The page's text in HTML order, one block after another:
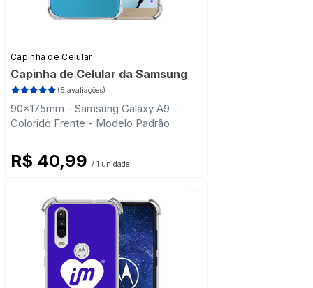
Capinha de Celular
Capinha de Celular da Samsung
(5 avaliações)
90x175mm - Samsung Galaxy A9 -
Colorido Frente - Modelo Padrão
R$ 40,99 / 1 unidade